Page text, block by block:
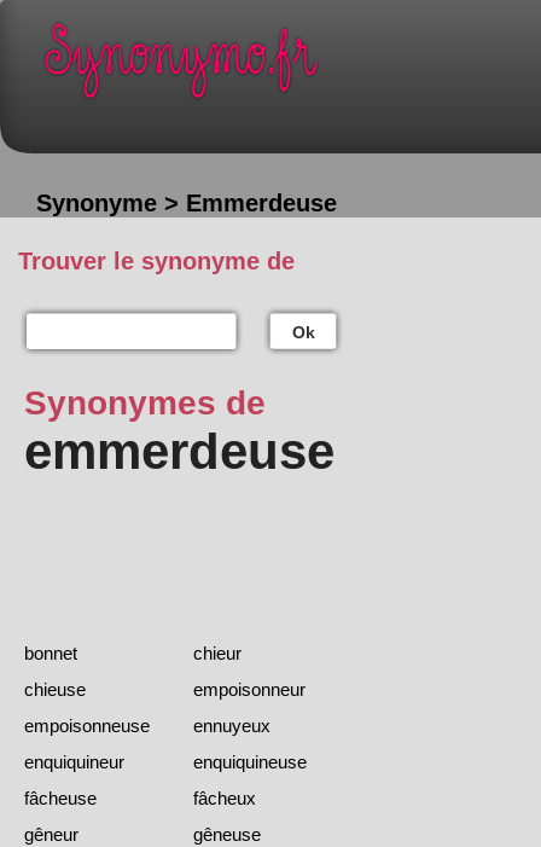
Synonyme > Emmerdeuse
Trouver le synonyme de
Ok
Synonymes de
emmerdeuse
bonnet
chieur
chieuse
empoisonneur
empoisonneuse
ennuyeux
enquiquineur
enquiquineuse
fâcheuse
fâcheux
gêneur
gêneuse